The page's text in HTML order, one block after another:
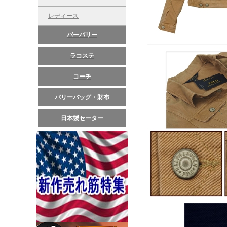
レディース
バーバリー
ラコステ
コーチ
バリーバッグ・財布
日本製セーター